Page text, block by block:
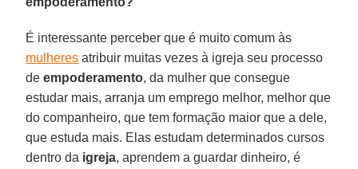
É interessante perceber que é muito comum às
mulheres atribuir muitas vezes à igreja seu processo
deempoderamento, da mulher que consegue
estudar mais, arranja um emprego melhor, melhor que
do companheiro, que tem formação maior que a dele,
que estuda mais. Elas estudam determinados cursos
dentro da igreja, aprendem a guardar dinheiro, é